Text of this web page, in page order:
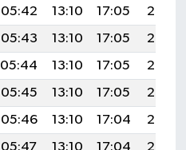
05:42 13:10 17:05
20:28
05:43 13:10 17:05
20:27
05:44 13:10 17:05
20:26
05:45 13:10 17:05
20:25
05:46 13:10 17:04
20:24
05:47 13:10 17:04
20:23